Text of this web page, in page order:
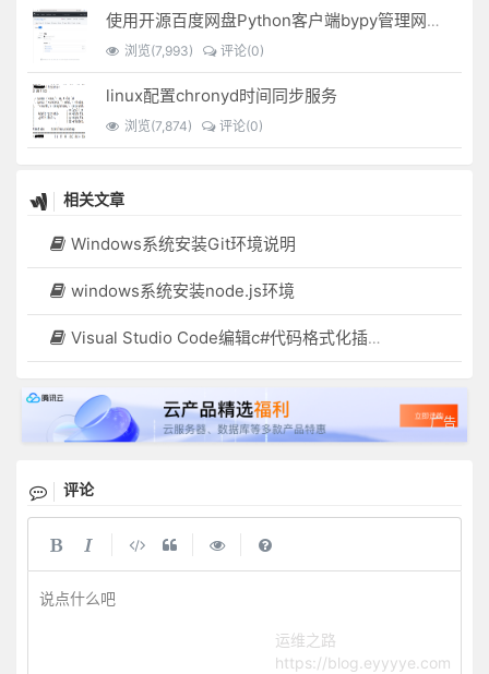
使用开源百度网盘Python客户端bypy管理网盘文件
浏览(7,993) 评论(0)
linux配置chronyd时间同步服务
浏览(7,874) 评论(0)
相关文章
Windows系统安装Git环境说明
windows系统安装node.js环境
Visual Studio Code编辑c#代码格式化插件
评论
说点什么吧
运维之路
https://blog.eyyyye.com